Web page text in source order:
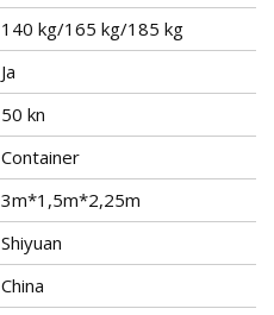
140 kg/165 kg/185 kg
Ja
50 kn
Container
3m*1,5m*2,25m
Shiyuan
China